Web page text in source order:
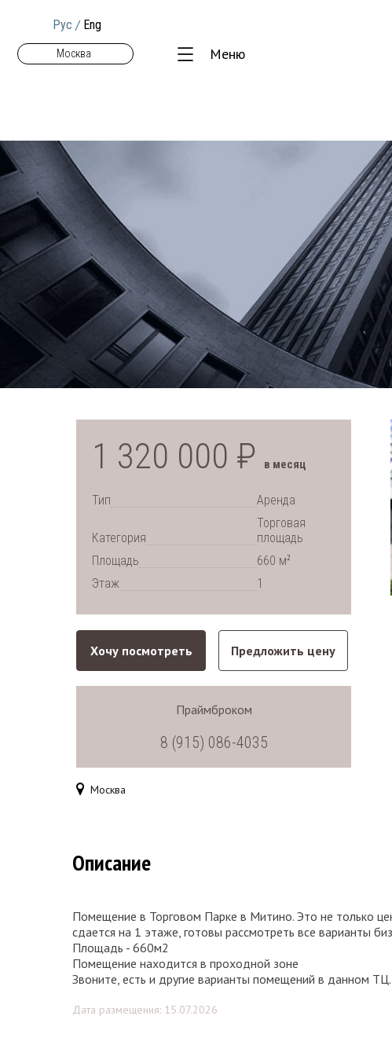
Рус / Eng
Москва Меню
1 320 000 ₽ в месяц
Тип Аренда
Категория
Торговая
площадь
Площадь
660 м2
Этаж 1
Хочу посмотреть Предложить цену
Праймброком
8 (915) 086-4035
Москва
Описание
Помещение в Торговом Парке в Митино. Это не только
сдается на 1 этаже, готовы рассмотреть все варианты
Площадь - 660м2
Помещение находится в проходной зоне
Звоните, есть и другие варианты помещений в данном ТЦ.
Дата размещения: 15.07.2026